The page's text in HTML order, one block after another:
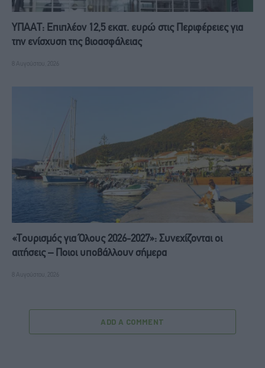
ΥΠΑΑΤ: Επιπλέον 12,5 εκατ. ευρώ στις Περιφέρειες για
την ενίσχυση της βιοασφάλειας
8 Αυγούστου, 2026
«Τουρισμός για Όλους 2026-2027»: Συνεχίζονται οι
αιτήσεις – Ποιοι υποβάλλουν σήμερα
8 Αυγούστου, 2026
ADD A COMMENT